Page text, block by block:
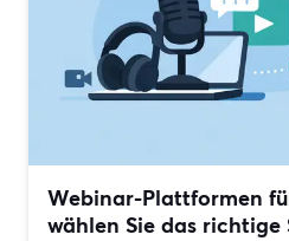
Webinar-Plattformen
wählen Sie das richtige